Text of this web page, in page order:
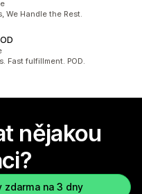
We Handle the Rest.
Fast fulfillment. POD.
nějakou
na 3 dny